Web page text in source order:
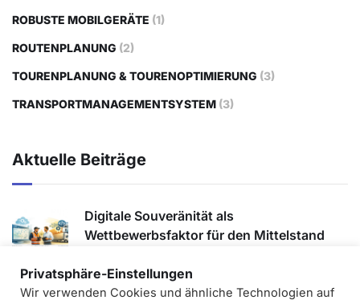
ROBUSTE MOBILGERÄTE (1)
ROUTENPLANUNG (2)
TOURENPLANUNG & TOURENOPTIMIERUNG (3)
TRANSPORTMANAGEMENTSYSTEM (3)
Aktuelle Beiträge
Digitale Souveränität als
Wettbewerbsfaktor für den Mittelstand
Privatsphäre-Einstellungen
Wir verwenden Cookies und ähnliche Technologien auf